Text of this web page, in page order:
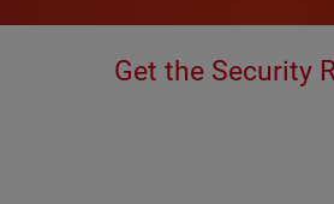
Get the Security